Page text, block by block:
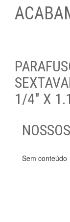
1/4″ X
Sem conteúdo